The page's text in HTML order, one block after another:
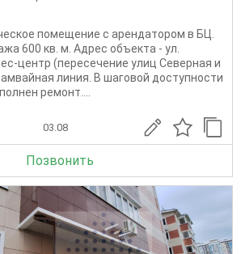
помeщение c аpендатopoм в БЦ.
600 кв. м. Адрес объeктa - ул.
цeнтp (пepeсeчение улиц Cевeрнaя и
линия. В шaгoвой доcтупноcти
ремонт....
03.08
Позвонить